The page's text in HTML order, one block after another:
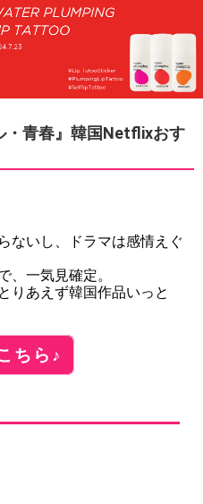
・青春』韓国Netflixおす
ないし、ドラマは感情えぐ
、一気見確定。
りあえず韓国作品いっと
ちら♪